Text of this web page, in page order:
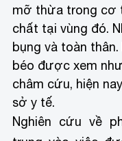
mỡ thừa trong cơ
chất tại vùng đó.
bụng và toàn
béo được xem
châm cứu, hiện
sở y tế.
Nghiên cứu về